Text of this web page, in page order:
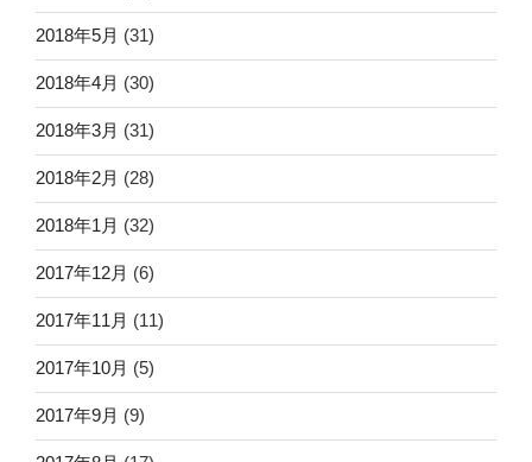
2018年5月 (31)
2018年4月 (30)
2018年3月 (31)
2018年2月 (28)
2018年1月 (32)
2017年12月 (6)
2017年11月 (11)
2017年10月 (5)
2017年9月 (9)